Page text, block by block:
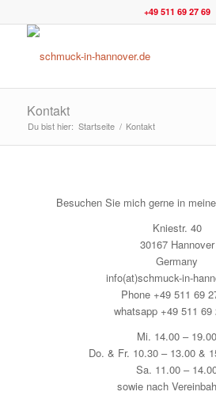
+49 511 69 27 69
Kontakt
Du bist hier: Startseite / Kontakt
Besuchen Sie mich gerne in
Kniestr. 40
30167 Hannover
Germany
info(at)schmuck-in-
Phone +49 511 69
whatsapp +49 511 69
Mi. 14.00 – 19.00
Do. & Fr. 10.30 – 13.00 &
Sa. 11.00 –
sowie nach